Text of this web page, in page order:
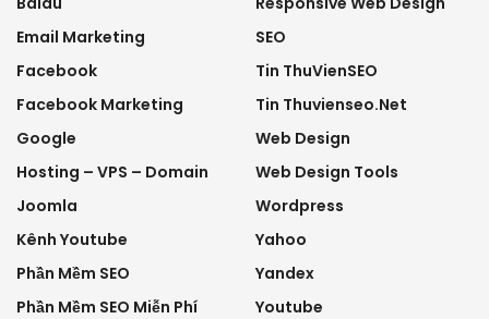
Email Marketing
Facebook
Facebook Marketing
Google
Hosting – VPS – Domain
Joomla
Kênh Youtube
Phần Mềm SEO
Phần Mềm SEO Miễn Phí
SEO
Tin ThuVienSEO
Tin Thuvienseo.net
Web Design
Web Design Tools
Wordpress
Yahoo
Yandex
Youtube